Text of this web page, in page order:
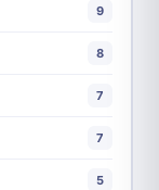
9
8
7
7
5